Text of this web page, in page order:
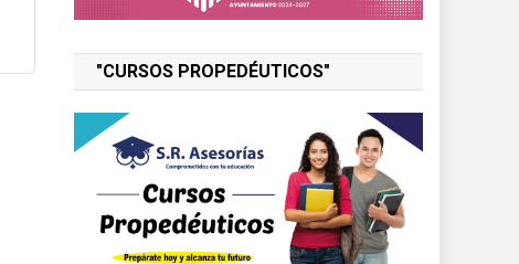
"CURSOS PROPEDÉUTICOS"